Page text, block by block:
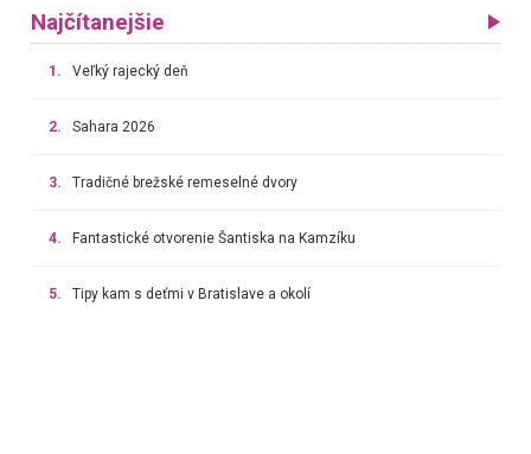
Najčítanejšie
1. Veľký rajecký deň
2. Sahara 2026
3. Tradičné brežské remeselné dvory
4. Fantastické otvorenie Šantiska na Kamzíku
5. Tipy kam s deťmi v Bratislave a okolí